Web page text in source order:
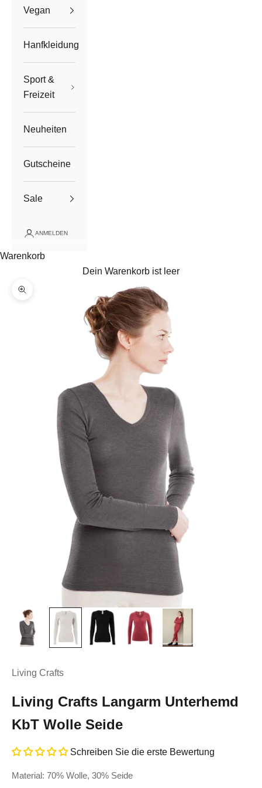
Vegan
Hanfkleidung
Sport &
Freizeit
Neuheiten
Gutscheine
Sale
ANMELDEN
Warenkorb
Dein Warenkorb ist leer
Bild vergrößern
Living Crafts
Living Crafts Langarm Unterhemd
KbT Wolle Seide
Schreiben Sie die erste Bewertung
Material: 70% Wolle, 30% Seide